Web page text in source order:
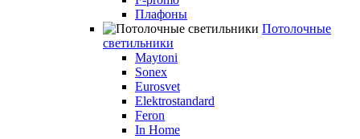
Плафоны
Потолочные
светильники
Maytoni
Sonex
Eurosvet
Elektrostandard
Feron
In Home